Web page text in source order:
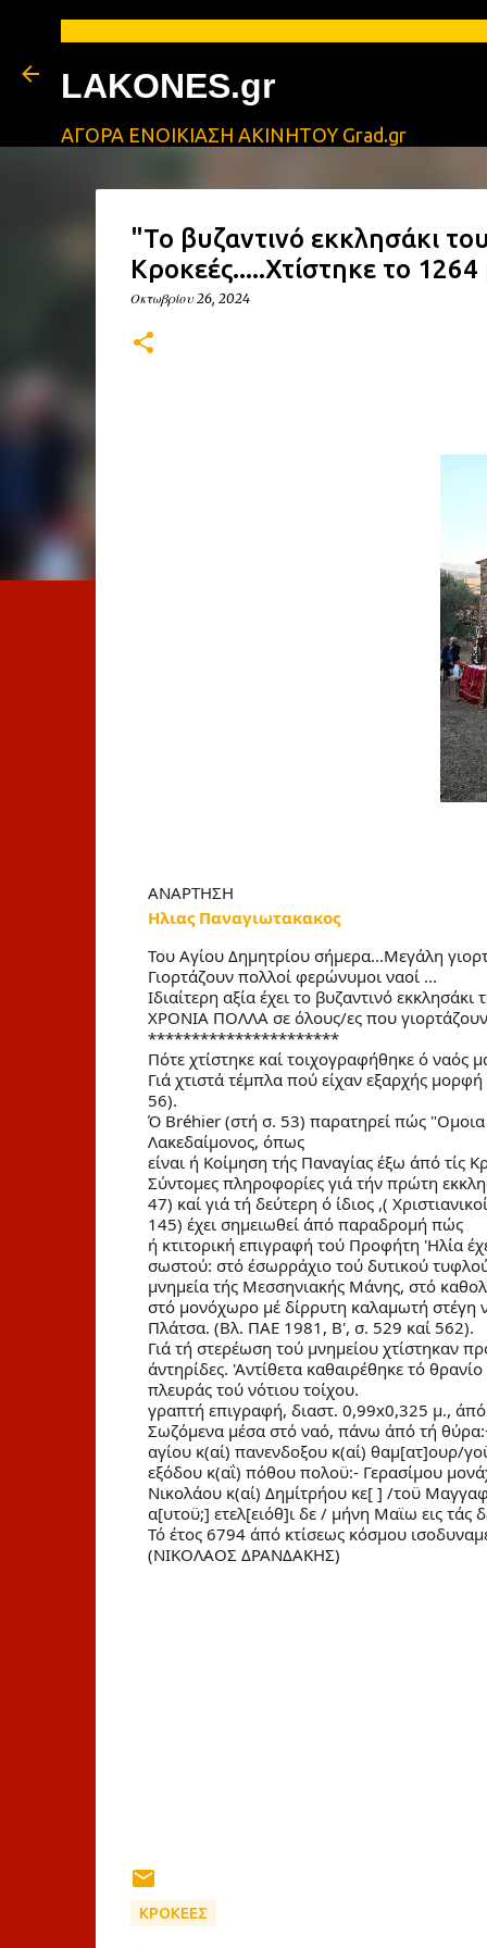
LAKONES.gr
ΑΓΟΡΑ ΕΝΟΙΚΙΑΣΗ ΑΚΙΝΗΤΟΥ Grad.gr
"Το βυζαντινό εκκλησάκι
Κροκεές.....Χτίστηκε το
Οκτωβρίου 26, 2024
ΑΝΑΡΤΗΣΗ
Ηλιας Παναγιωτακακος
Του Αγίου Δημητρίου σήμερα...Μεγάλη
Γιορτάζουν πολλοί φερώνυμοι ναοί ...
Ιδιαίτερη αξία έχει το βυζαντινό
ΧΡΟΝΙΑ ΠΟΛΛΑ σε όλους/ες που
**********************
Πότε χτίστηκε καί τοιχογραφήθηκε ό ναός
Γιά χτιστά τέμπλα πού είχαν εξαρχής
56).
Ό Bréhier (στή σ. 53) παρατηρεί πώς "Ομοια
Λακεδαίμονος, όπως
είναι ή Κοίμηση τής Παναγίας έξω άπό τίς
Σύντομες πληροφορίες γιά τήν πρώτη
47) καί γιά τή δεύτερη ό ίδιος ,(
145) έχει σημειωθεί άπό παραδρομή πώς
ή κτιτορική επιγραφή τού Προφήτη 'Ηλία
σωστού: στό έσωρράχιο τού δυτικού
μνημεία τής Μεσσηνιακής Μάνης, στό
στό μονόχωρο μέ δίρρυτη καλαμωτή στέγη
Πλάτσα. (Βλ. ΠΑΕ 1981, Β', σ. 529 καί 562).
Γιά τή στερέωση τού μνημείου χτίστηκαν
άντηρίδες. 'Αντίθετα καθαιρέθηκε τό
πλευράς τού νότιου τοίχου.
γραπτή επιγραφή, διαστ. 0,99x0,325 μ.,
Σωζόμενα μέσα στό ναό, πάνω άπό τή
αγίου κ(αί) πανενδοξου κ(αί) θαμ[ατ]ουρ/
εξόδου κ(αΐ) πόθου πολοϋ:- Γερασίμου
Νικολάου κ(αί) Δημίτρήου κε[ ] /τοϋ
α[υτοϋ;] ετελ[ειόθ]ι δε / μήνη Μαϊω εις τάς
Τό έτος 6794 άπό κτίσεως κόσμου
(ΝΙΚΟΛΑΟΣ ΔΡΑΝΔΑΚΗΣ)
ΚΡΟΚΕΕΣ